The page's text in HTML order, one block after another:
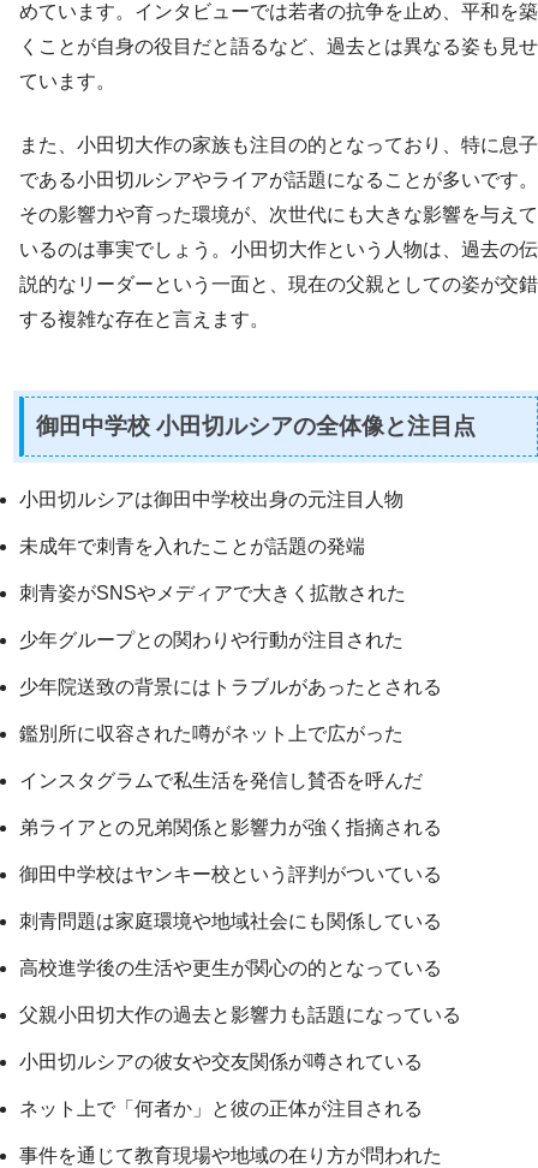
めています。インタビューでは若者の抗争を止め、平和を築
くことが自身の役目だと語るなど、過去とは異なる姿も見せ
ています。
また、小田切大作の家族も注目の的となっており、特に息子
である小田切ルシアやライアが話題になることが多いです。
その影響力や育った環境が、次世代にも大きな影響を与えて
いるのは事実でしょう。小田切大作という人物は、過去の伝
説的なリーダーという一面と、現在の父親としての姿が交錯
する複雑な存在と言えます。
御田中学校 小田切ルシアの全体像と注目点
小田切ルシアは御田中学校出身の元注目人物
未成年で刺青を入れたことが話題の発端
刺青姿がSNSやメディアで大きく拡散された
少年グループとの関わりや行動が注目された
少年院送致の背景にはトラブルがあったとされる
鑑別所に収容された噂がネット上で広がった
インスタグラムで私生活を発信し賛否を呼んだ
弟ライアとの兄弟関係と影響力が強く指摘される
御田中学校はヤンキー校という評判がついている
刺青問題は家庭環境や地域社会にも関係している
高校進学後の生活や更生が関心の的となっている
父親小田切大作の過去と影響力も話題になっている
小田切ルシアの彼女や交友関係が噂されている
ネット上で「何者か」と彼の正体が注目される
事件を通じて教育現場や地域の在り方が問われた